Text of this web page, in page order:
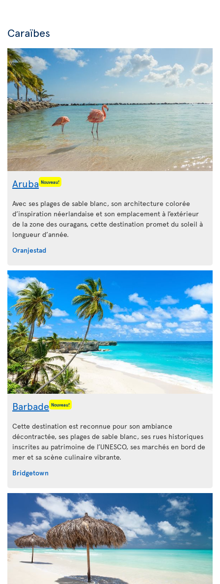
Caraïbes
Aruba Nouveau!
Avec ses plages de sable blanc, son architecture colorée
d’inspiration néerlandaise et son emplacement à l’extérieur
de la zone des ouragans, cette destination promet du soleil à
longueur d’année.
Oranjestad
Barbade Nouveau!
Cette destination est reconnue pour son ambiance
décontractée, ses plages de sable blanc, ses rues historiques
inscrites au patrimoine de l’UNESCO, ses marchés en bord de
mer et sa scène culinaire vibrante.
Bridgetown